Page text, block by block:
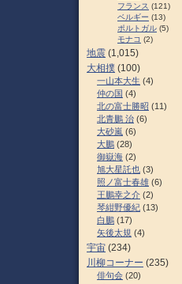
フランス (121)
ベルギー (13)
ポルトガル (5)
モナコ (2)
地震 (1,015)
大相撲 (100)
一山本大生 (4)
仲の国 (4)
北の富士勝昭 (11)
北青鵬 治 (6)
大砂嵐 (6)
大鵬 (28)
御嶽海 (2)
旭大星託也 (3)
照ノ富士春雄 (6)
王鵬幸之介 (2)
琴紺野優紀 (13)
白鵬 (17)
矢後太規 (4)
宇宙 (234)
川柳コーナー (235)
俳句会 (20)